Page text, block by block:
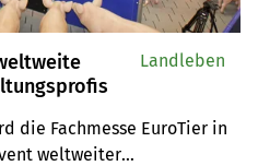
die Fachmesse EuroTier in
weltweiter
Landleben